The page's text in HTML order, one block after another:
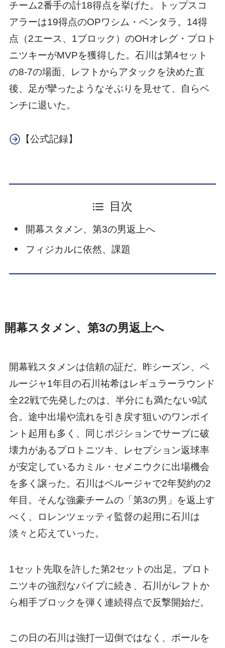
チーム2番手の計18得点を挙げた。トップスコ
アラーは19得点のOPワシム・ベンタラ。14得
点（2エース、1ブロック）のOHオレグ・プロト
ニツキーがMVPを獲得した。石川は第4セット
の8-7の場面、レフトからアタックを決めた直
後、足が攣ったようなそぶりを見せて、自らベ
ンチに退いた。
【公式記録】
目次
開幕スタメン、第3の男返上へ
フィジカルに依然、課題
開幕スタメン、第3の男返上へ
開幕戦スタメンは信頼の証だ。昨シーズン、ペ
ルージャ1年目の石川祐希はレギュラーラウンド
全22戦で先発したのは、半分にも満たない9試
合。途中出場や流れを引き戻す狙いのワンポイ
ント起用も多く、同じポジションでサーブに破
壊力があるプロトニツキ、レセプション返球率
が安定しているカミル・セメニウクに出場機会
を多く譲った。石川はペルージャで2年契約の2
年目。そんな強豪チームの「第3の男」を返上す
べく、ロレンツェッティ監督の起用に石川は
淡々と応えていった。
1セット先取を許した第2セットの出足。プロト
ニツキの強烈なパイプに続き、石川がレフトか
ら相手ブロックを弾く連続得点で反撃開始だ。
この日の石川は強打一辺倒ではなく、ボールを